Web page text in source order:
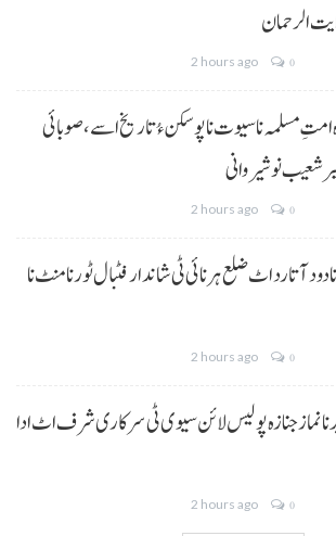
الرحمان
2 hours ago 0
امتِ مسلمہ نا سیوت نا پوسکن ءُ تاریخ اسے، صوبائی
شعیب نوشیروانی
2 hours ago 0
14 اگست نا دود آتا رد اٹ ضلع ہرنائی ٹی شاندار فٹبال ٹورنامنٹ نا
2 hours ago 0
نا نماز جنازہ پولیس لائن سیوی ٹی سرکاری شرف اٹ ادا
2 hours ago 0